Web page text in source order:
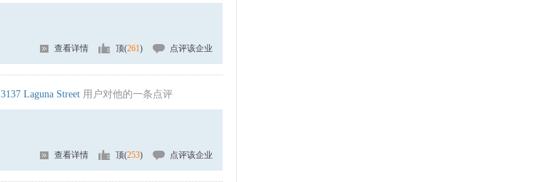
查看详情 顶(261) 点评该企业
3137 Laguna Street 用户对他的一条点评
查看详情 顶(253) 点评该企业